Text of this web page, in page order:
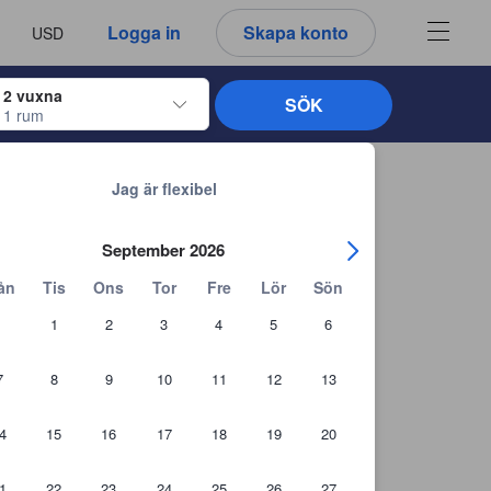
USD Logga in Skapa konto
välja
2 vuxna
1 rum
för att navigera genom in- och utcheckningsdatumen. När du
Jag är flexibel
September 2026
Tis Ons Tor Fre Lör Sön
1 2 3 4 5 6
8 9 10 11 12 13
15 16 17 18 19 20
SÖK
du ser är därför alltid autentiska.